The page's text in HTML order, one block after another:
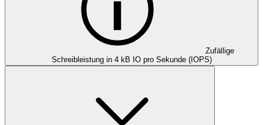
Zufällige
Schreibleistung in 4 kB IO pro Sekunde (IOPS)